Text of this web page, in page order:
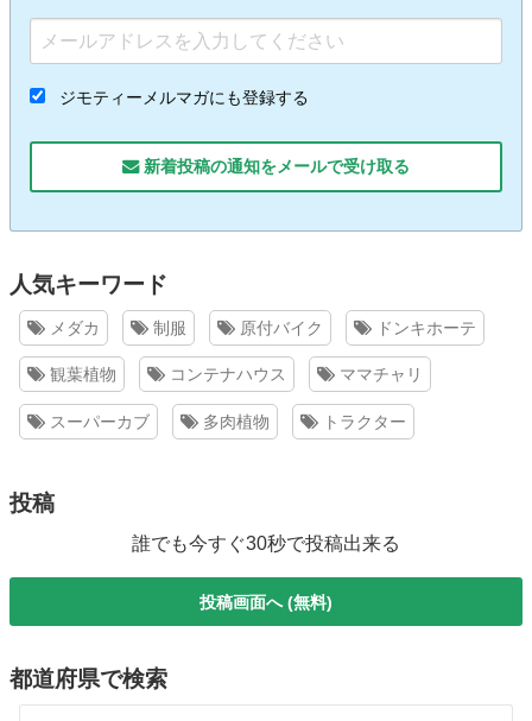
ジモティーメルマガにも登録する
新着投稿の通知をメールで受け取る
人気キーワード
メダカ 制服 原付バイク ドンキホーテ
観葉植物 コンテナハウス ママチャリ
スーパーカブ 多肉植物 トラクター
投稿
誰でも今すぐ30秒で投稿出来る
投稿画面へ (無料)
都道府県で検索